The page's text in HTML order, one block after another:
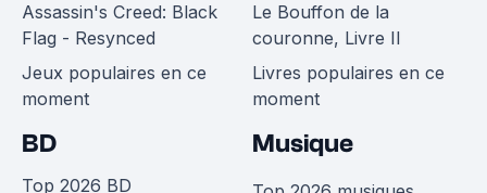
Assassin's Creed: Black
Flag - Resynced
Jeux populaires en ce
moment
Le Bouffon de la
couronne, Livre II
Livres populaires en ce
moment
BD
Top 2026 BD
Musique